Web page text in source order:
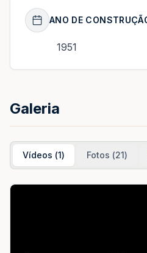
ANO DE
1951
Galeria
Vídeos (1) Fotos (21)